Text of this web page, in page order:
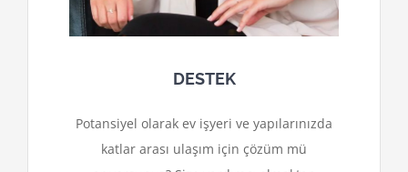
DESTEK
Potansiyel olarak ev işyeri ve yapılarınızda
katlar arası ulaşım için çözüm mü